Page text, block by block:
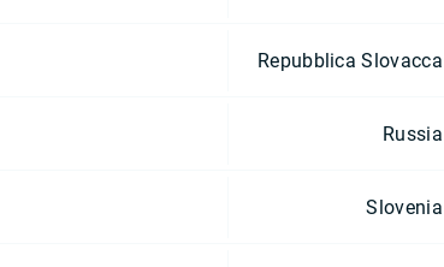
Repubblica Slovacca
Russia
Slovenia